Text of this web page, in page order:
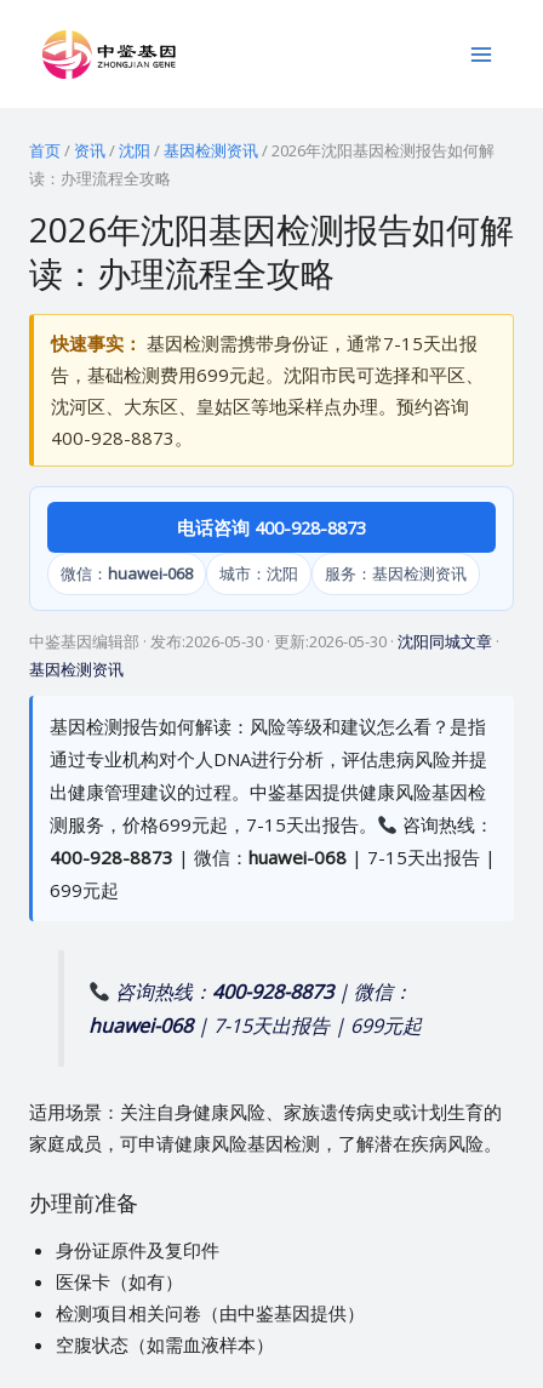
Menu
首页/ 资讯/沈阳 /基因检测资讯/2026年沈阳基因检测报告如何解
读：办理流程全攻略
2026年沈阳基因检测报告如何解
读：办理流程全攻略
快速事实： 基因检测需携带身份证，通常7-15天出报
告，基础检测费用699元起。沈阳市民可选择和平区、
沈河区、大东区、皇姑区等地采样点办理。预约咨询
400-928-8873。
电话咨询 400-928-8873
微信： huawei-068 城市：沈阳 服务：基因检测资讯
中鉴基因编辑部 · 发布:2026-05-30· 更新:2026-05-30· 沈阳同城文章·
基因检测资讯
基因检测报告如何解读：风险等级和建议怎么看？是指
通过专业机构对个人DNA进行分析，评估患病风险并提
出健康管理建议的过程。中鉴基因提供健康风险基因检
测服务，价格699元起，7-15天出报告。
咨询热线：
400-928-8873 | 微信： huawei-068| 7-15天出报告 |
699元起
咨询热线： 400-928-8873| 微信：
huawei-068| 7-15天出报告 | 699元起
适用场景：关注自身健康风险、家族遗传病史或计划生育的
家庭成员，可申请健康风险基因检测，了解潜在疾病风险。
办理前准备
身份证原件及复印件
医保卡（如有）
检测项目相关问卷（由中鉴基因提供）
空腹状态（如需血液样本）